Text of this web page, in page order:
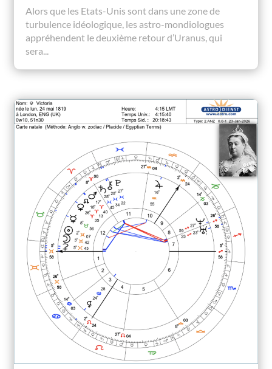
Alors que les Etats-Unis sont dans une zone de
turbulence idéologique, les astro-mondiologues
appréhendent le deuxième retour d’Uranus, qui
sera...